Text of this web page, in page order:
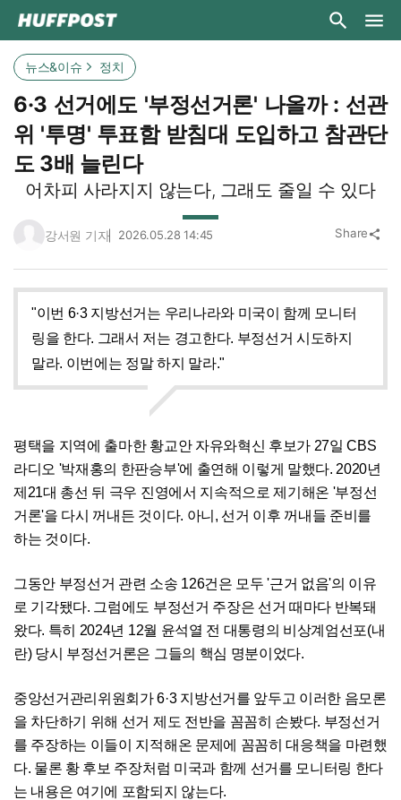
뉴스&이슈 정치
6·3 선거에도 '부정선거론' 나올까 : 선관
위 '투명' 투표함 받침대 도입하고 참관단
도 3배 늘린다
어차피 사라지지 않는다, 그래도 줄일 수 있다
강서원 기자 2026.05.28 14:45 Share share
"이번 6·3 지방선거는 우리나라와 미국이 함께 모니터
링을 한다. 그래서 저는 경고한다. 부정선거 시도하지
말라. 이번에는 정말 하지 말라."
평택을 지역에 출마한 황교안 자유와혁신 후보가 27일 CBS
라디오 '박재홍의 한판승부'에 출연해 이렇게 말했다. 2020년
제21대 총선 뒤 극우 진영에서 지속적으로 제기해온 '부정선
거론'을 다시 꺼내든 것이다. 아니, 선거 이후 꺼내들 준비를
하는 것이다.
그동안 부정선거 관련 소송 126건은 모두 '근거 없음'의 이유
로 기각됐다. 그럼에도 부정선거 주장은 선거 때마다 반복돼
왔다. 특히 2024년 12월 윤석열 전 대통령의 비상계엄선포(내
란) 당시 부정선거론은 그들의 핵심 명분이었다.
중앙선거관리위원회가 6·3 지방선거를 앞두고 이러한 음모론
을 차단하기 위해 선거 제도 전반을 꼼꼼히 손봤다. 부정선거
를 주장하는 이들이 지적해온 문제에 꼼꼼히 대응책을 마련했
다. 물론 황 후보 주장처럼 미국과 함께 선거를 모니터링 한다
는 내용은 여기에 포함되지 않는다.